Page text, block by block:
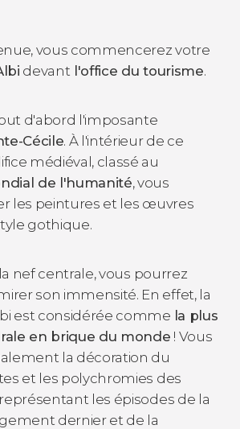
vous commencerez votre
devant l'office du tourisme.
d'abord l'imposante
Cécile. À l'intérieur de ce
médiéval, classé au
de l'humanité, vous
les peintures et les œuvres
gothique.
nef centrale, vous pourrez
son immensité. En effet, la
est considérée comme la plus
en brique du monde ! Vous
la décoration du
et les polychromies des
les épisodes de la
dernier et de la